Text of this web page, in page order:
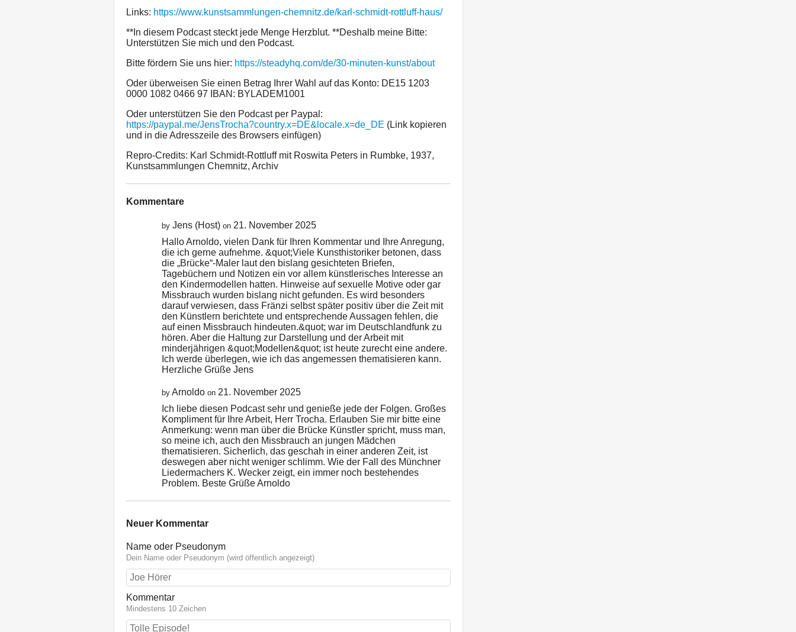
Links: https://www.kunstsammlungen-chemnitz.de/karl-schmidt-rottluff-haus/
**In diesem Podcast steckt jede Menge Herzblut. **Deshalb meine Bitte:
Unterstützen Sie mich und den Podcast.
Bitte fördern Sie uns hier: https://steadyhq.com/de/30-minuten-kunst/about
Oder überweisen Sie einen Betrag Ihrer Wahl auf das Konto: DE15 1203
0000 1082 0466 97 IBAN: BYLADEM1001
Oder unterstützen Sie den Podcast per Paypal:
https://paypal.me/JensTrocha?country.x=DE&locale.x=de_DE (Link kopieren
und in die Adresszeile des Browsers einfügen)
Repro-Credits: Karl Schmidt-Rottluff mit Roswita Peters in Rumbke, 1937,
Kunstsammlungen Chemnitz, Archiv
Kommentare
by Jens (Host) on 21. November 2025
Hallo Arnoldo, vielen Dank für Ihren Kommentar und Ihre Anregung,
die ich gerne aufnehme. &quot;Viele Kunsthistoriker betonen, dass
die „Brücke“-Maler laut den bislang gesichteten Briefen,
Tagebüchern und Notizen ein vor allem künstlerisches Interesse an
den Kindermodellen hatten. Hinweise auf sexuelle Motive oder gar
Missbrauch wurden bislang nicht gefunden. Es wird besonders
darauf verwiesen, dass Fränzi selbst später positiv über die Zeit mit
den Künstlern berichtete und entsprechende Aussagen fehlen, die
auf einen Missbrauch hindeuten.&quot; war im Deutschlandfunk zu
hören. Aber die Haltung zur Darstellung und der Arbeit mit
minderjährigen &quot;Modellen&quot; ist heute zurecht eine andere.
Ich werde überlegen, wie ich das angemessen thematisieren kann.
Herzliche Grüße Jens
by Arnoldo on 21. November 2025
Ich liebe diesen Podcast sehr und genieße jede der Folgen. Großes
Kompliment für Ihre Arbeit, Herr Trocha. Erlauben Sie mir bitte eine
Anmerkung: wenn man über die Brücke Künstler spricht, muss man,
so meine ich, auch den Missbrauch an jungen Mädchen
thematisieren. Sicherlich, das geschah in einer anderen Zeit, ist
deswegen aber nicht weniger schlimm. Wie der Fall des Münchner
Liedermachers K. Wecker zeigt, ein immer noch bestehendes
Problem. Beste Grüße Arnoldo
Neuer Kommentar
Name oder Pseudonym
Dein Name oder Pseudonym (wird öffentlich angezeigt)
Kommentar
Mindestens 10 Zeichen